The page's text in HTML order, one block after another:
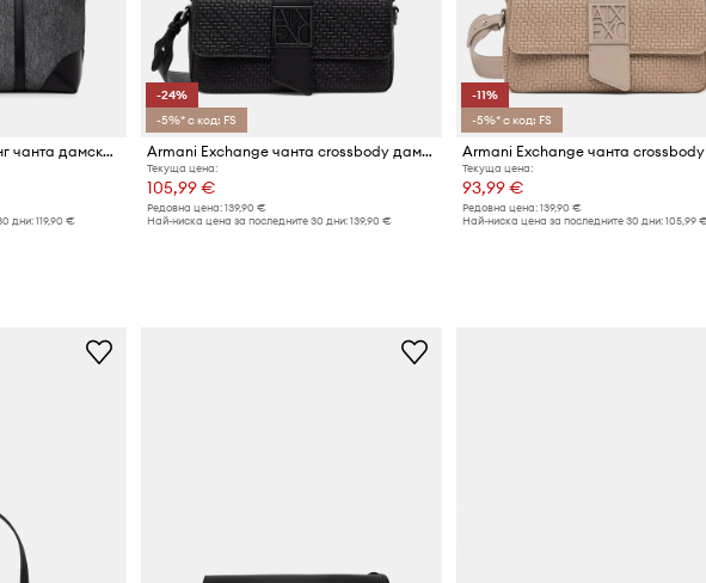
Armani Exchange шопинг чанта дамска от имитация на кожа
дни: 119,90 €
-24%
-5%* с код: FS
Armani Exchange чанта crossbody дамска от имитация на кожа
Текуща цена:
105,99 €
Редовна цена: 139,90 €
Най-ниска цена за последните 30 дни: 139,90 €
-11%
-5%* с код: FS
Текуща цена:
93,99 €
Редовна цена: 139,90 €
Най-ниска цена за последните 30 дни: 105,99